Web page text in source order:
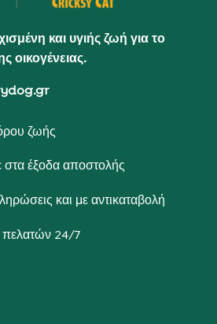
και υγιής ζωή για το
οικογένειας.
ζωής
στα έξοδα αποστολής
και με αντικαταβολή
24/7